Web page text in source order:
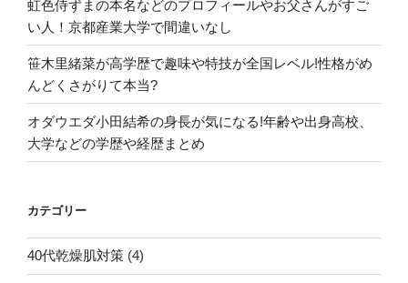
虹色侍ずまの本名などのプロフィールやお父さんがすご
い人！京都産業大学で間違いなし
笹木里緒菜が高学歴で趣味や特技が全国レベル!性格がめ
んどくさがりて本当?
オダウエダ小田結希の身長が気になる!年齢や出身高校、
大学などの学歴や経歴まとめ
カテゴリー
40代乾燥肌対策 (4)